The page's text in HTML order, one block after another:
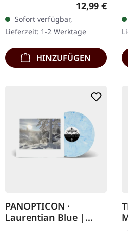
Doom Pervades My
Nightmares 6:34 The
Forerunner Of…
Regulärer
12,99 €
Sofort verfügbar,
Lieferzeit: 1-2 Werktage
HINZUFÜGEN
PANOPTICON ·
Laurentian Blue |